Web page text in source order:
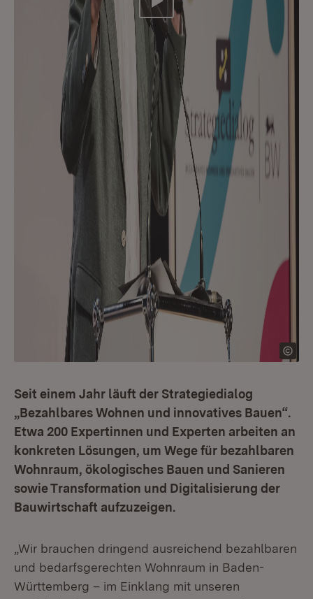
Video abspielen
Seit einem Jahr läuft der Strategiedialog
„Bezahlbares Wohnen und innovatives Bauen“.
Etwa 200 Expertinnen und Experten arbeiten an
konkreten Lösungen, um Wege für bezahlbaren
Wohnraum, ökologisches Bauen und Sanieren
sowie Transformation und Digitalisierung der
Bauwirtschaft aufzuzeigen.
„Wir brauchen dringend ausreichend bezahlbaren
und bedarfsgerechten Wohnraum in Baden-
Württemberg – im Einklang mit unseren